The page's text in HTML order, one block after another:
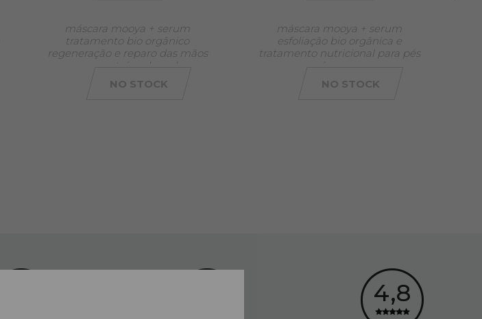
máscara mooya + serum
tratamento bio orgânico
regeneração e reparo das mãos
com proteína da seda
NO STOCK
máscara mooya + serum
esfoliação bio orgânica e
tratamento nutricional para pés
NO STOCK